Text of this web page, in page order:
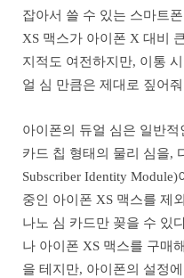
잡아서 쓸 수 있는 스마트
XS 맥스가 아이폰 X 대비
지적도 여전하지만, 이통
얼 심 만큼은 제대로 짚어
아이폰의 듀얼 심은 일반
카드 칩 형태의 물리 심을,
Subscriber Identity
중인 아이폰 XS 맥스를 제
나노 심 카드만 꽂을 수 있
나 아이폰 XS 맥스를 구매
을 테지만, 아이폰의 설정